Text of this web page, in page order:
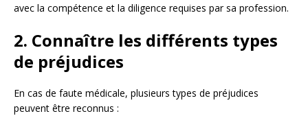
avec la compétence et la diligence requises par sa profession.
2. Connaître les différents types
de préjudices
En cas de faute médicale, plusieurs types de préjudices
peuvent être reconnus :